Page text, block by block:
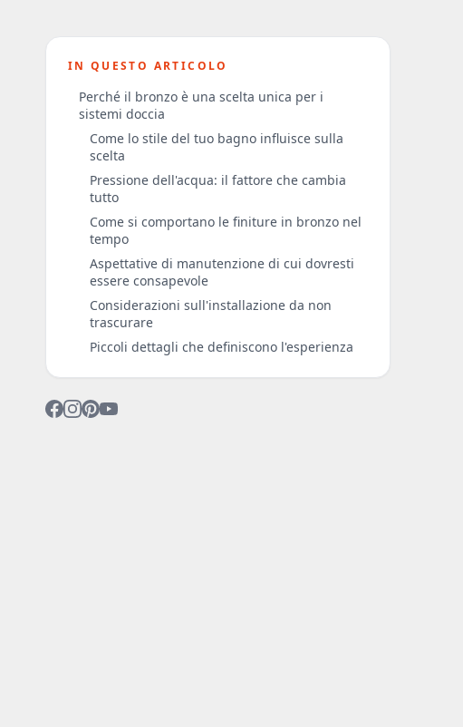
IN QUESTO ARTICOLO
Perché il bronzo è una scelta unica per i
sistemi doccia
Come lo stile del tuo bagno influisce sulla
scelta
Pressione dell'acqua: il fattore che cambia
tutto
Come si comportano le finiture in bronzo nel
tempo
Aspettative di manutenzione di cui dovresti
essere consapevole
Considerazioni sull'installazione da non
trascurare
Piccoli dettagli che definiscono l'esperienza